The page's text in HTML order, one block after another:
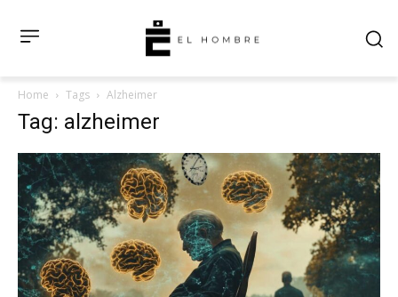
Home Tags Alzheimer
Tag: alzheimer